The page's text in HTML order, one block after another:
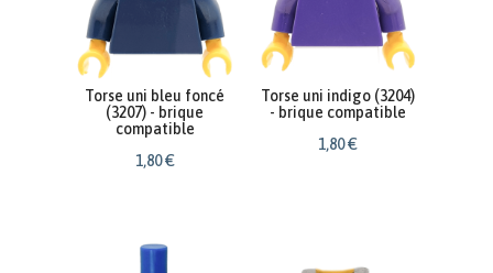
Torse uni bleu foncé
(3207) - brique
compatible
1,80 €
Torse uni indigo (3204)
- brique compatible
1,80€